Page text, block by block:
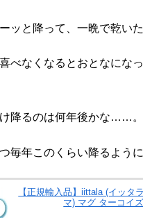
ッと降って、一晩で乾い
べなくなるとおとなにな
降るのは何年後かな……。
毎年このくらい降るよう
【正規輸入品】iittala (イッタ
マ) マグ ターコイ